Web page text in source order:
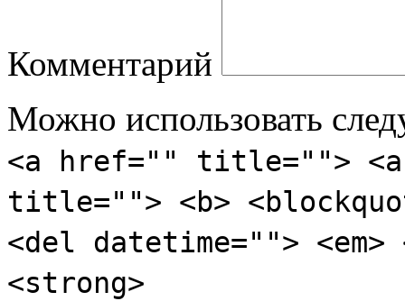
Комментарий
Можно использовать
<a href="" title="">
title=""> <b>
<del datetime="">
<strong>